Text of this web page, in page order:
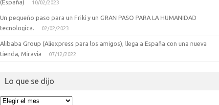
(España)
10/02/2023
Un pequeño paso para un Friki y un GRAN PASO PARA LA HUMANIDAD
tecnologica.
02/02/2023
Alibaba Group (Aliexpress para los amigos), llega a España con una nueva
tienda, Miravia
07/12/2022
Lo que se dijo
Lo